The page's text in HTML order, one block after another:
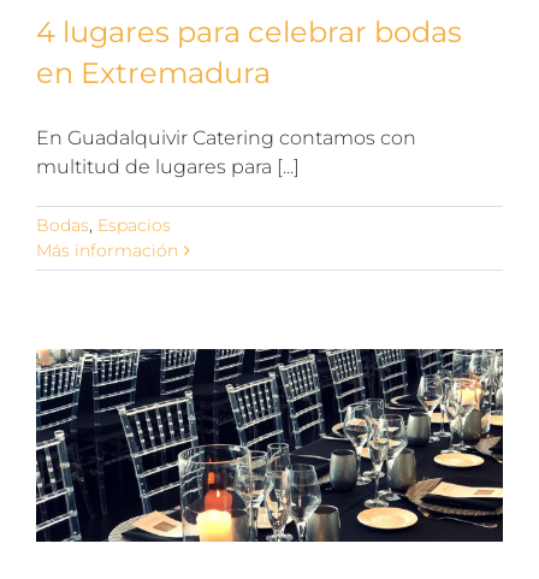
4 lugares para celebrar bodas
en Extremadura
En Guadalquivir Catering contamos con
multitud de lugares para [...]
Bodas, Espacios
Más información